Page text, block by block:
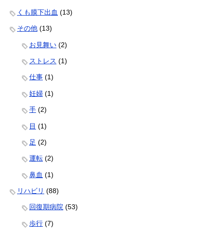
くも膜下出血 (13)
その他 (13)
お見舞い (2)
ストレス (1)
仕事 (1)
妊婦 (1)
手 (2)
目 (1)
足 (2)
運転 (2)
鼻血 (1)
リハビリ (88)
回復期病院 (53)
歩行 (7)